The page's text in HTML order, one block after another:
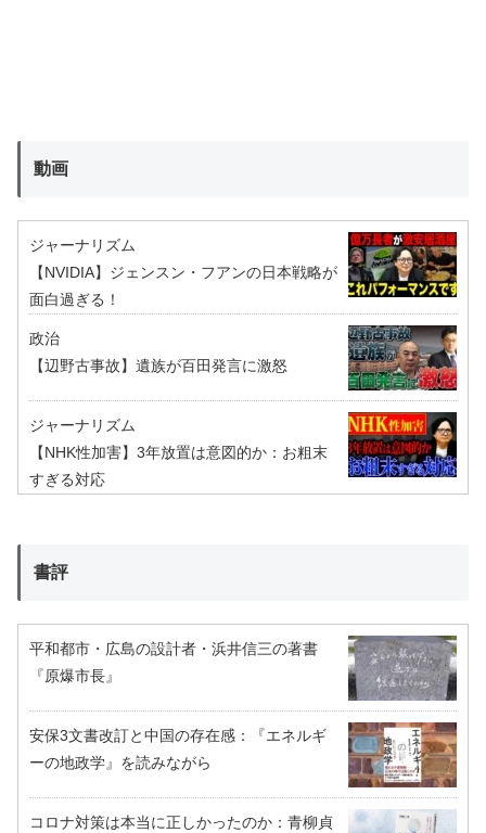
動画
ジャーナリズム
【NVIDIA】ジェンスン・フアンの日本戦略が
面白過ぎる！
政治
【辺野古事故】遺族が百田発言に激怒
ジャーナリズム
【NHK性加害】3年放置は意図的か：お粗末
すぎる対応
書評
平和都市・広島の設計者・浜井信三の著書
『原爆市長』
安保3文書改訂と中国の存在感：『エネルギ
ーの地政学』を読みながら
コロナ対策は本当に正しかったのか：青柳貞